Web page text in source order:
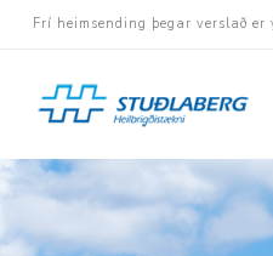
Frí heimsending þegar verslað